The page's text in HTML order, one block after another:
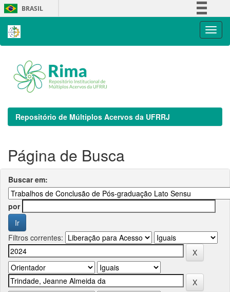
Skip
navigation
BRASIL
Repositório de Múltiplos Acervos da UFRRJ
Página de Busca
Buscar em:
por
Filtros correntes: